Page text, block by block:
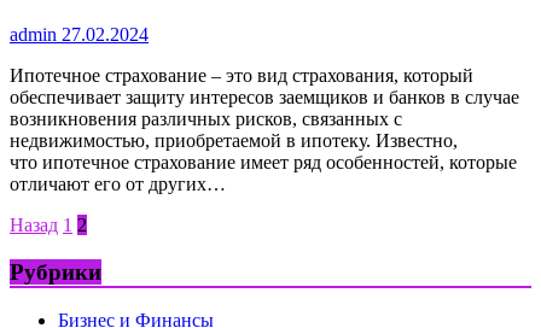
admin 27.02.2024
Ипотечное страхование – это вид страхования, который
обеспечивает защиту интересов заемщиков и банков в случае
возникновения различных рисков, связанных с
недвижимостью, приобретаемой в ипотеку. Известно,
что ипотечное страхование имеет ряд особенностей, которые
отличают его от других…
Пагинация
записей
Назад 1 2
Рубрики
Бизнес и Финансы